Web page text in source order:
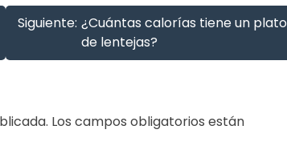
Siguiente: ¿Cuántas calorías tiene un plato
de lentejas?
Los campos obligatorios están